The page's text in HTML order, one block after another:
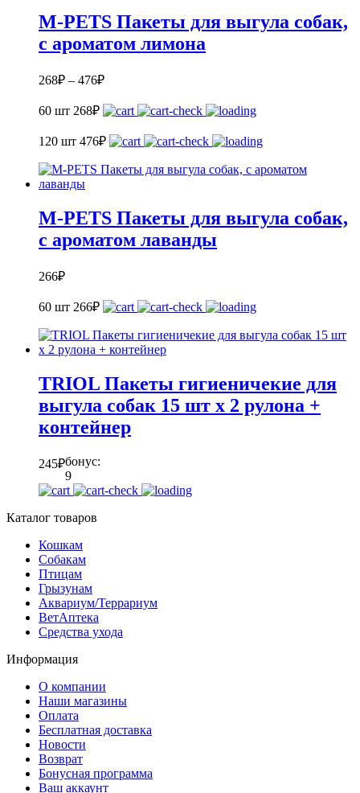
M-PETS Пакеты для выгула собак,
с ароматом лимона
268₽ – 476₽
60 шт 268₽
120 шт 476₽
M-PETS Пакеты для выгула собак,
с ароматом лаванды
266₽
60 шт 266₽
TRIOL Пакеты гигиеничекие для
выгула собак 15 шт х 2 рулона +
контейнер
245₽бонус:
9
Каталог товаров
Кошкам
Собакам
Птицам
Грызунам
Аквариум/Террариум
ВетАптека
Средства ухода
Информация
О компании
Наши магазины
Оплата
Бесплатная доставка
Новости
Возврат
Бонусная программа
Ваш аккаунт